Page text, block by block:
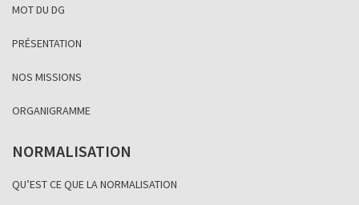
MOT DU DG
PRÉSENTATION
NOS MISSIONS
ORGANIGRAMME
NORMALISATION
QU’EST CE QUE LA NORMALISATION